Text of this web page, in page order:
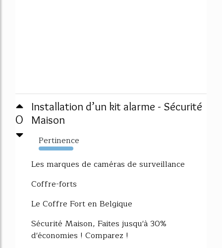
0
Installation d’un kit alarme - Sécurité
Maison
Pertinence
5438%
Les marques de caméras de surveillance
Coffre-forts
Le Coffre Fort en Belgique
Sécurité Maison, Faites jusqu'à 30%
d'économies ! Comparez !